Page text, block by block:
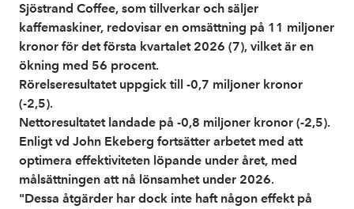
Sjöstrand Coffee, som tillverkar och säljer
kaffemaskiner, redovisar en omsättning på 11 miljoner
kronor för det första kvartalet 2026 (7), vilket är en
ökning med 56 procent.
Rörelseresultatet uppgick till -0,7 miljoner kronor
(-2,5).
Nettoresultatet landade på -0,8 miljoner kronor (-2,5).
Enligt vd John Ekeberg fortsätter arbetet med att
optimera effektiviteten löpande under året, med
målsättningen att nå lönsamhet under 2026.
"Dessa åtgärder har dock inte haft någon effekt på